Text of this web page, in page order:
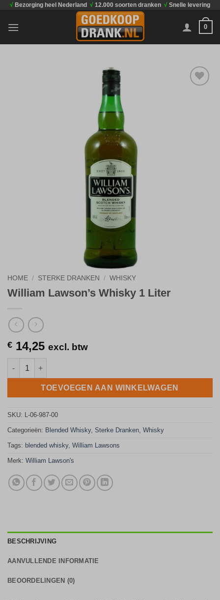
inhoud
√ Bezorging heel Nederland √ 12.000 soorten dranken √ Snelle levering
0
HOME / STERKE DRANKEN / WHISKY
William Lawson’s Whisky 1 Liter
€ 14,25 excl. btw
William Lawson's Whisky 1 Liter aantal
TOEVOEGEN AAN WINKELWAGEN
SKU: L-06-987-00
Categorieën: Blended Whisky, Sterke Dranken, Whisky
Tags: blended whisky, William Lawsons
Merk: William Lawson's
BESCHRIJVING
AANVULLENDE INFORMATIE
BEOORDELINGEN (0)